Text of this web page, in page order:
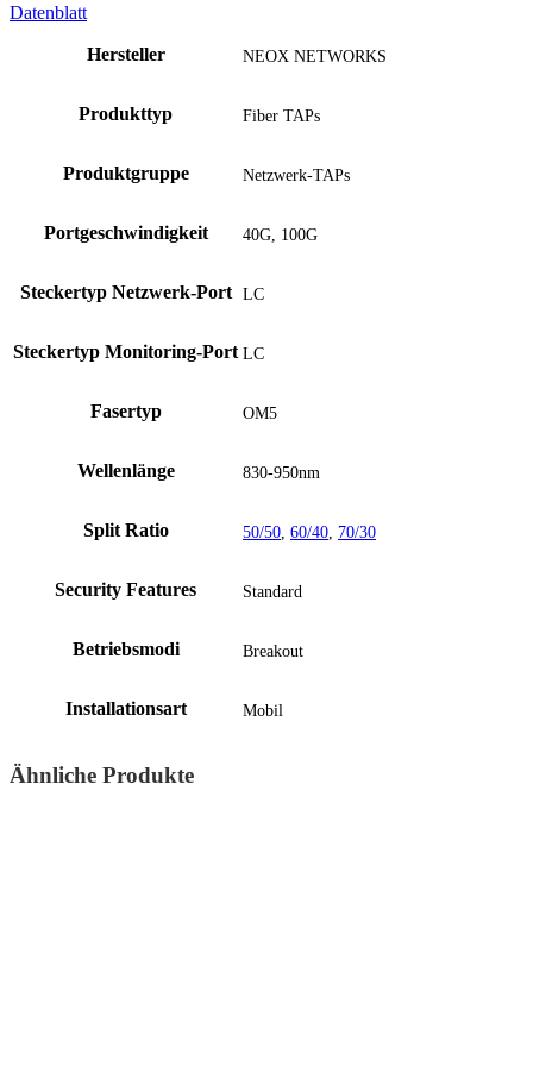
Datenblatt
Hersteller NEOX NETWORKS
Produkttyp Fiber TAPs
Produktgruppe Netzwerk-TAPs
Portgeschwindigkeit 40G, 100G
Steckertyp Netzwerk-Port LC
Steckertyp Monitoring-Port LC
Fasertyp OM5
Wellenlänge 830-950nm
Split Ratio 50/50 60/40 70/30
Security Features Standard
Betriebsmodi Breakout
Installationsart Mobil
Ähnliche Produkte